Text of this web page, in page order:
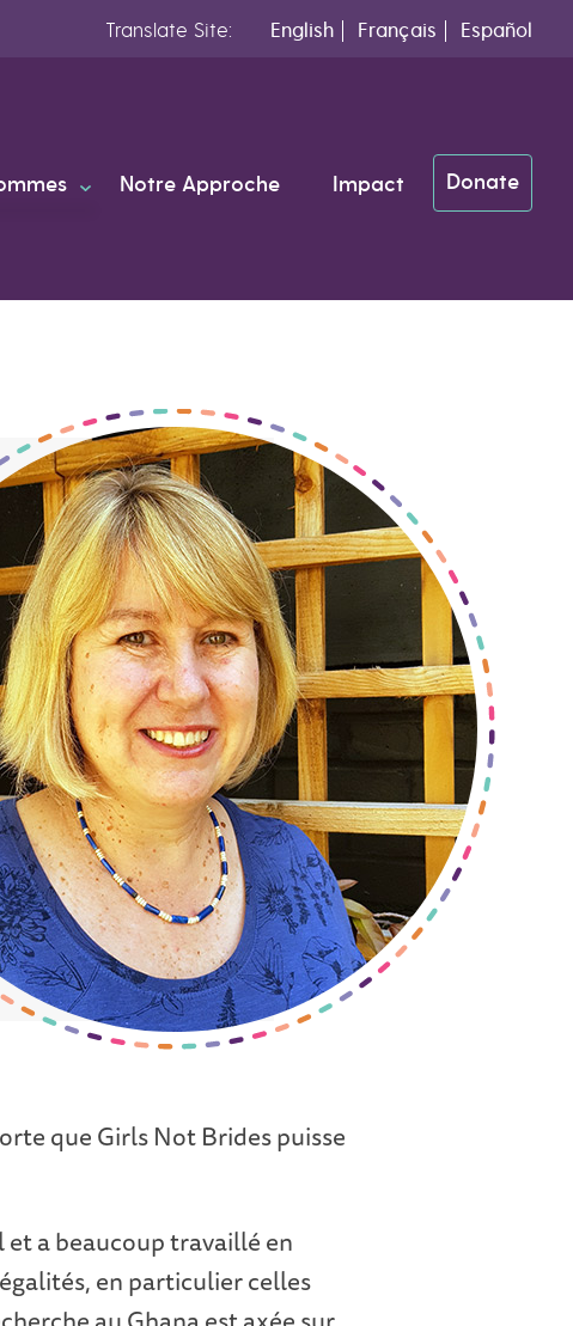
Translate Site: English Français Español
Notre Approche Impact Donate
que Girls Not Brides puisse
a beaucoup travaillé en
en particulier celles